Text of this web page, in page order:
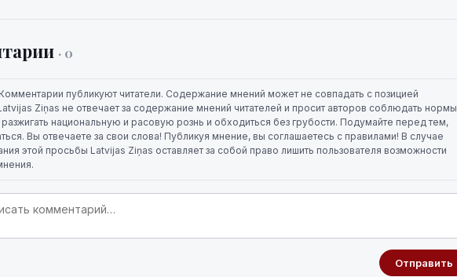
· 0
публикуют читатели. Содержание мнений может не совпадать с позицией
Ziņas не отвечает за содержание мнений читателей и просит авторов соблюдать нормы
национальную и расовую рознь и обходиться без грубости. Подумайте перед тем,
Вы отвечаете за свои слова! Публикуя мнение, вы соглашаетесь с правилами! В случае
этой просьбы Latvijas Ziņas оставляет за собой право лишить пользователя возможности
Отправить